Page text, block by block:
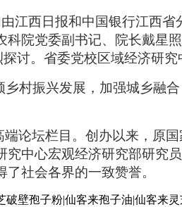
江西日报和中国银行江西省
院党委副书记、院长戴星
讨。省委党校区域经济研
乡村振兴发展，加强城乡融
论坛栏目。创办以来，原
中心宏观经济研究部研究
社会各界的一致赞誉。